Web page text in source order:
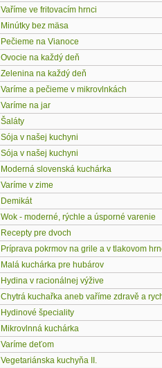
Vaříme ve fritovacím hrnci
Minútky bez mäsa
Pečieme na Vianoce
Ovocie na každý deň
Zelenina na každý deň
Varíme a pečieme v mikrovlnkách
Varíme na jar
Šaláty
Sója v našej kuchyni
Sója v našej kuchyni
Moderná slovenská kuchárka
Varíme v zime
Demikát
Wok - moderné, rýchle a úsporné varenie
Recepty pre dvoch
Príprava pokrmov na grile a v tlakovom
Malá kuchárka pre hubárov
Hydina v racionálnej výžive
Chytrá kuchařka aneb vaříme zdravě a
Hydinové špeciality
Mikrovlnná kuchárka
Varíme deťom
Vegetariánska kuchyňa II.